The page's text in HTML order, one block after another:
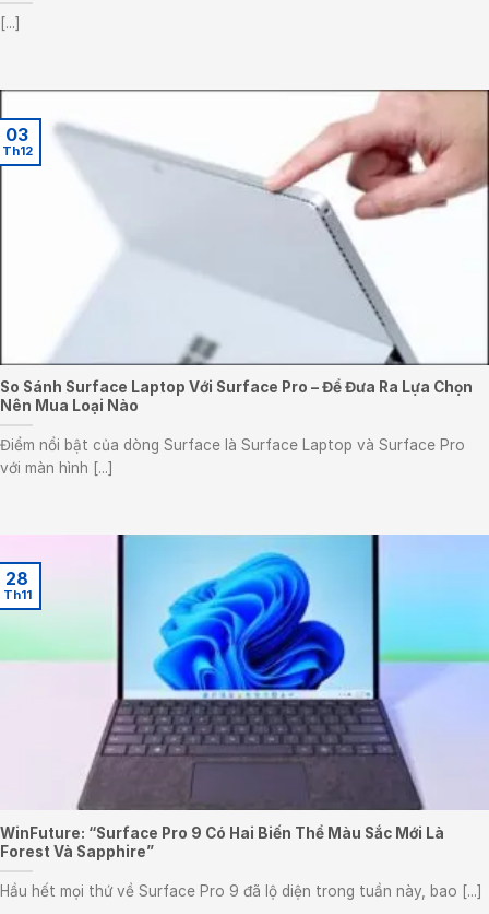
[...]
So Sánh Surface Laptop Với Surface Pro – Để Đưa Ra Lựa Chọn
Nên Mua Loại Nào
Điểm nổi bật của dòng Surface là Surface Laptop và Surface Pro
với màn hình [...]
03
Th12
WinFuture: “Surface Pro 9 Có Hai Biến Thể Màu Sắc Mới Là
Forest Và Sapphire”
Hầu hết mọi thứ về Surface Pro 9 đã lộ diện trong tuần này, bao [...]
28
Th11